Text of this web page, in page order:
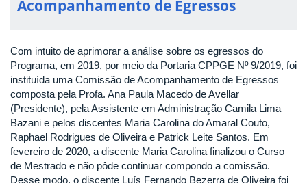
Acompanhamento de Egressos
Com intuito de aprimorar a análise sobre os egressos do
Programa, em 2019, por meio da Portaria CPPGE Nº 9/2019, foi
instituída uma Comissão de Acompanhamento de Egressos
composta pela Profa. Ana Paula Macedo de Avellar
(Presidente), pela Assistente em Administração Camila Lima
Bazani e pelos discentes Maria Carolina do Amaral Couto,
Raphael Rodrigues de Oliveira e Patrick Leite Santos. Em
fevereiro de 2020, a discente Maria Carolina finalizou o Curso
de Mestrado e não pôde continuar compondo a comissão.
Desse modo, o discente Luís Fernando Bezerra de Oliveira foi